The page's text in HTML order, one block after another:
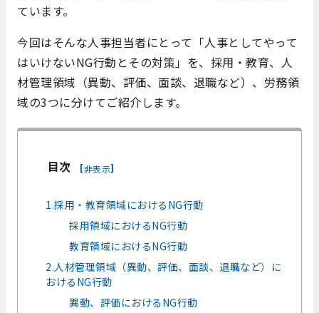
ています。
今回はそんな人事担当者にとって「人事としてやって
はいけないNG行動とその対策」を、採用・教育、人
材管理領域（異動、評価、面談、退職など）、労務領
域の3つに分けてご紹介します。
目次 [非表示]
1.採用・教育領域におけるNG行動
採用領域におけるNG行動
教育領域におけるNG行動
2.人材管理領域（異動、評価、面談、退職など）に
おけるNG行動
異動、評価におけるNG行動